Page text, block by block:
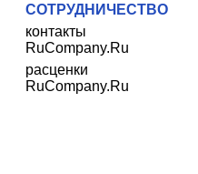
СОТРУДНИЧЕСТВО
контакты
RuCompany.Ru
расценки
RuCompany.Ru